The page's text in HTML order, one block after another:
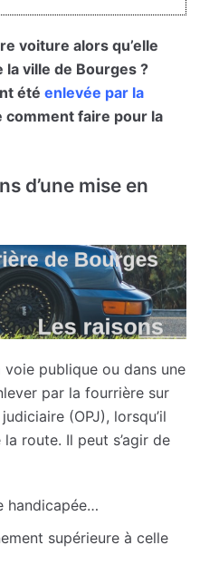
voiture alors qu’elle
ville de Bourges ?
été enlevée par la
comment faire pour la
d’une mise en
publique ou dans une
par la fourrière sur
(OPJ), lorsqu’il
route. Il peut s’agir de
handicapée…
supérieure à celle